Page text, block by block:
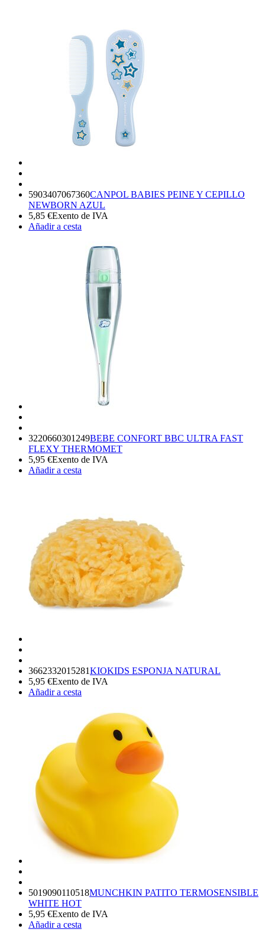
5903407067360CANPOL BABIES PEINE Y CEPILLO
NEWBORN AZUL
5,85 €Exento de IVA
Añadir a cesta
3220660301249BEBE CONFORT BBC ULTRA FAST
FLEXY THERMOMET
5,95 €Exento de IVA
Añadir a cesta
3662332015281KIOKIDS ESPONJA NATURAL
5,95 €Exento de IVA
Añadir a cesta
5019090110518MUNCHKIN PATITO TERMOSENSIBLE
WHITE HOT
5,95 €Exento de IVA
Añadir a cesta